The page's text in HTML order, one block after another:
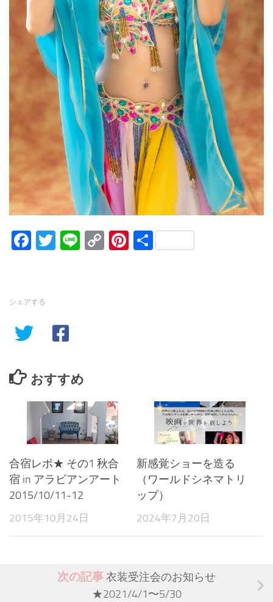
Facebook
Twitter
LineCopyPinterest
共
シェアする
おすすめ
合宿レポ★ その1 秋合
宿 in アラビアンアート
2015/10/11-12
2015年10月24日
新感覚ショーを造る
（ワールドシネマトリ
ップ）
2024年7月20日
次の記事衣装受注会のお知らせ
★2021/4/1〜5/30